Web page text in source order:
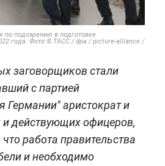
по подозрению в подготовке
года. Фото © ТАСС / dpa / picture-alliance /
заговорщиков стали
с партией
Германии" аристократ и
и действующих офицеров,
работа правительства
и необходимо